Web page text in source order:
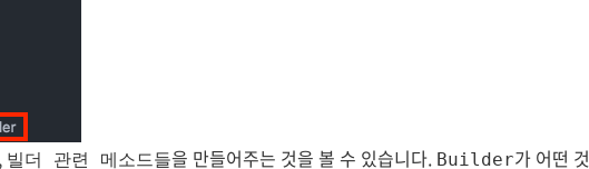
, 빌더 관련 메소드들을 만들어주는 것을 볼 수 있습니다. Builder가 어떤 것